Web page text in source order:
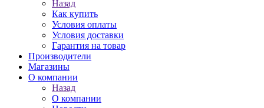
Назад
Как купить
Условия оплаты
Условия доставки
Гарантия на товар
Производители
Магазины
О компании
Назад
О компании